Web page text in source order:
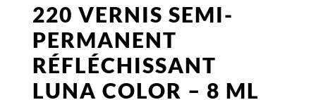
220 VERNIS SEMI-
PERMANENT
RÉFLÉCHISSANT
LUNA COLOR – 8 ML